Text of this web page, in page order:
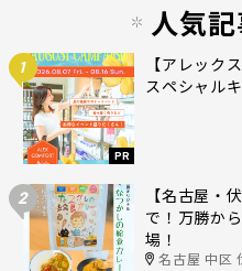
人気
1
PR
【アレック
スペシャル
2
【名古屋・
で！万勝か
場！
名古屋 中区